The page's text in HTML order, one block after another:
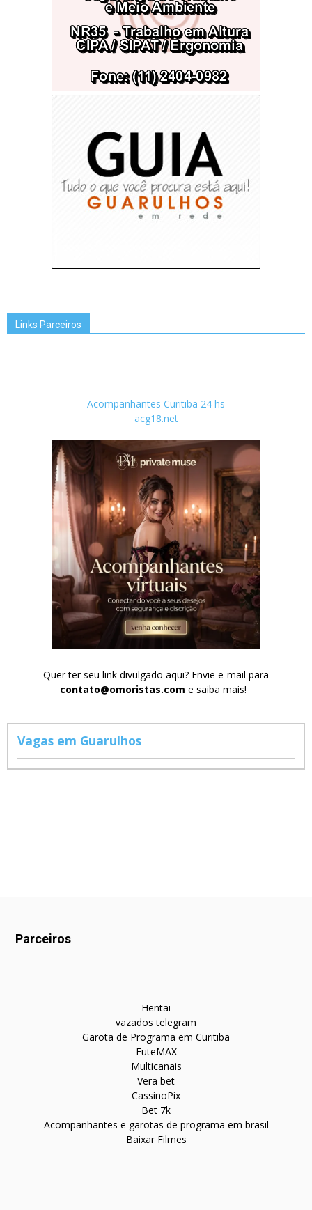
Links Parceiros
Acompanhantes Curitiba 24 hs
acg18.net
Quer ter seu link divulgado aqui? Envie e-mail para
contato@omoristas.com e saiba mais!
Vagas em Guarulhos
Parceiros
Hentai
vazados telegram
Garota de Programa em Curitiba
FuteMAX
Multicanais
Vera bet
CassinoPix
Bet 7k
Acompanhantes e garotas de programa em brasil
Baixar Filmes